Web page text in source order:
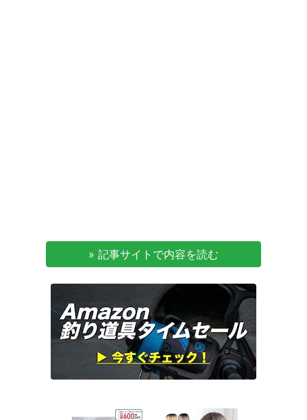
» 記事サイトで内容を読む